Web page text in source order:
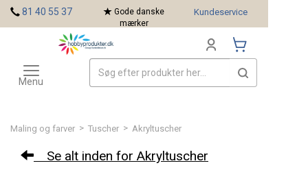
Maling og farver > Tuscher > Akryltuscher
Se alt inden for Akryltuscher
81 40 55 37
Gode danske
mærker
Kundeservice
Toggle
navigation
Menu
Mærker